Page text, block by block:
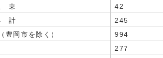
東
42
計
245
豊岡市を除く）
994
277